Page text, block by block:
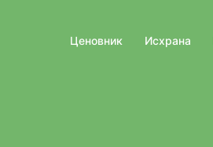
Ценовник Исхрана